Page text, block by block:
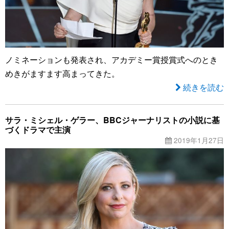
ノミネーションも発表され、アカデミー賞授賞式へのとき
めきがますます高まってきた。
続きを読む
サラ・ミシェル・ゲラー、BBCジャーナリストの小説に基
づくドラマで主演
2019年1月27日